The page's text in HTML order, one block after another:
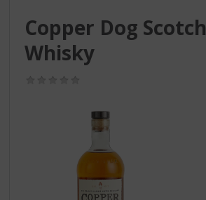
Copper Dog Scotch
Whisky